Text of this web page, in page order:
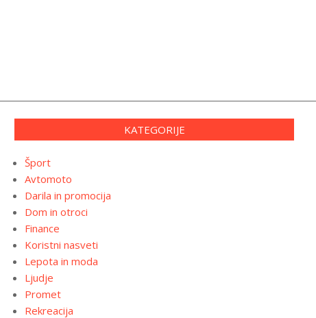
KATEGORIJE
Šport
Avtomoto
Darila in promocija
Dom in otroci
Finance
Koristni nasveti
Lepota in moda
Ljudje
Promet
Rekreacija